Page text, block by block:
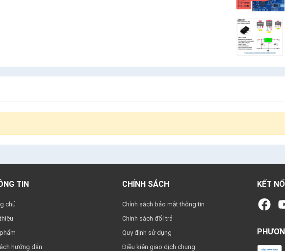
TIN
chủ
hướng dẫn
CHÍNH SÁCH
Chính sách bảo mật thông tin
Chính sách đổi trả
Quy định sử dụng
Điều kiện giao dịch chung
KẾT